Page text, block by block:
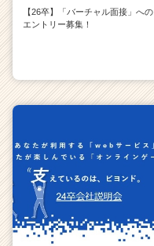
【26卒】「バーチャル面接」への
エントリー募集！